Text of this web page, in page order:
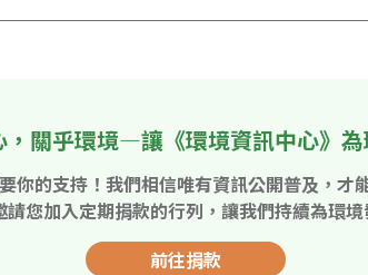
，關乎環境—讓《環境資訊中心》
你的支持！我們相信唯有資訊公開普及，才
請您加入定期捐款的行列，讓我們持續為環境
前往捐款